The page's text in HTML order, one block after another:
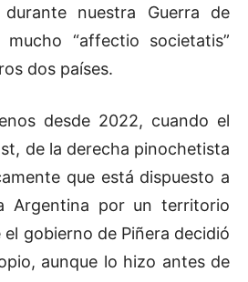
durante nuestra Guerra de
“affectio societatis”
dos países.
desde 2022, cuando el
de la derecha pinochetista
que está dispuesto a
Argentina por un territorio
gobierno de Piñera decidió
aunque lo hizo antes de